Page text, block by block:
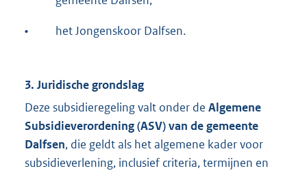
• het Jongenskoor Dalfsen.
3. Juridische grondslag
Deze subsidieregeling valt onder de Algemene
Subsidieverordening (ASV) van de gemeente
Dalfsen, die geldt als het algemene kader voor
subsidieverlening, inclusief criteria, termijnen en